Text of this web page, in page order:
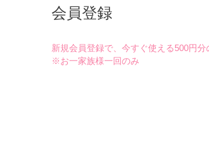
会員登録
新規会員登録で、今すぐ使える500円分
※お一家族様一回のみ